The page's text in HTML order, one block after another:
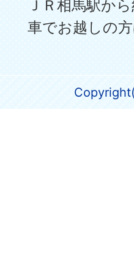
ＪＲ相馬駅か
車でお越しの